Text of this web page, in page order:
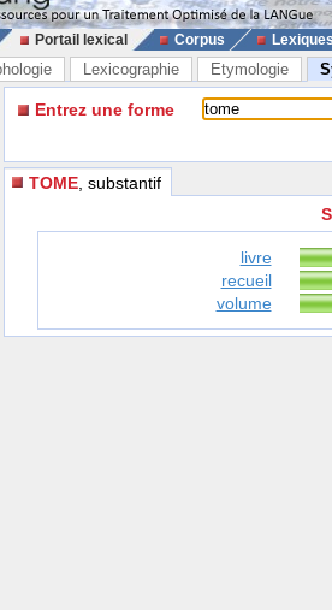
Portail lexical Corpus
Lexicographie Etymologie
Entrez une forme
TOME , substantif
livre
recueil
volume